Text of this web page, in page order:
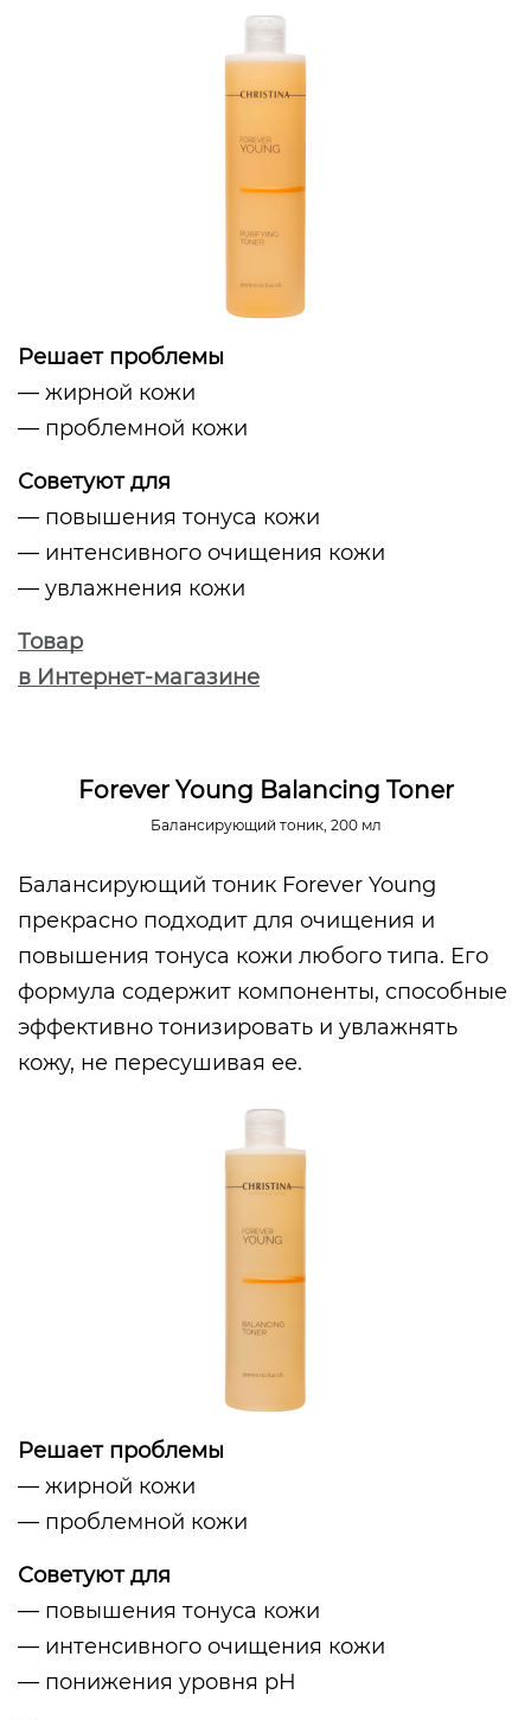
Решает проблемы
— жирной кожи
— проблемной кожи
Советуют для
— повышения тонуса кожи
— интенсивного очищения кожи
— увлажнения кожи
Товар
в Интернет-магазине
Forever Young Balancing Toner
Балансирующий тоник, 200 мл
Балансирующий тоник Forever Young
прекрасно подходит для очищения и
повышения тонуса кожи любого типа. Его
формула содержит компоненты, способные
эффективно тонизировать и увлажнять
кожу, не пересушивая ее.
Решает проблемы
— жирной кожи
— проблемной кожи
Советуют для
— повышения тонуса кожи
— интенсивного очищения кожи
— понижения уровня pH